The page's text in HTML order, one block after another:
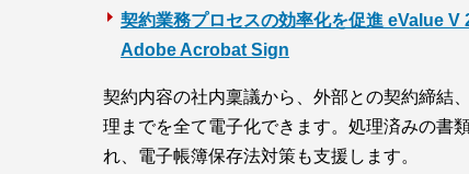
契約業務プロセスの効率化を促進 eValue
Adobe Acrobat Sign
契約内容の社内稟議から、外部との契約締結
理までを全て電子化できます。処理済みの書
れ、電子帳簿保存法対策も支援します。